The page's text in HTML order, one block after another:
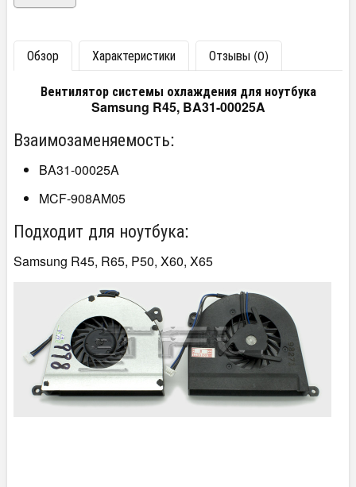
Обзор Характеристики
Отзывы (0)
Вентилятор системы охлаждения для ноутбука
Samsung R45, BA31-00025A
Взаимозаменяемость:
BA31-00025A
MCF-908AM05
Подходит для ноутбука:
Samsung R45, R65, P50, X60, X65